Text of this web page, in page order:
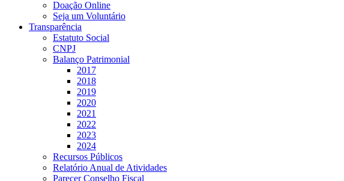
Doação Online
Seja um Voluntário
Transparência
Estatuto Social
CNPJ
Balanço Patrimonial
2017
2018
2019
2020
2021
2022
2023
2024
Recursos Públicos
Relatório Anual de Atividades
Parecer Conselho Fiscal